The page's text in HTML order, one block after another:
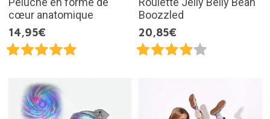
cœur anatomique
14,95€
Boozzled
20,85€